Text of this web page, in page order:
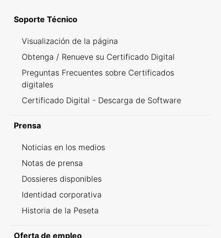
Soporte Técnico
Visualización de la página
Obtenga / Renueve su Certificado Digital
Preguntas Frecuentes sobre Certificados
digitales
Certificado Digital - Descarga de Software
Prensa
Noticias en los medios
Notas de prensa
Dossieres disponibles
Identidad corporativa
Historia de la Peseta
Oferta de empleo